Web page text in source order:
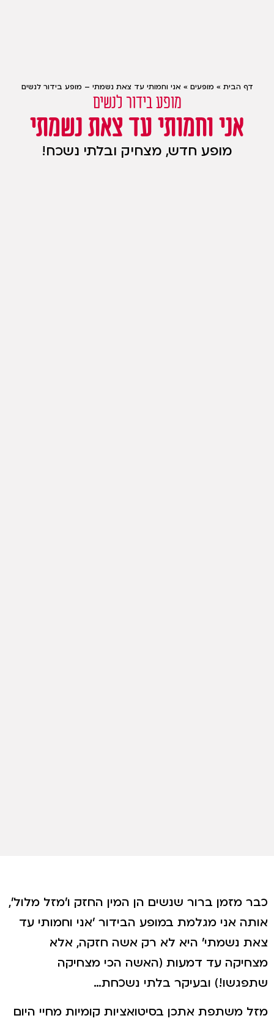
דף הבית » מופעים » אני וחמותי עד צאת נשמתי – מופע בידור לנשים
מופע בידור לנשים
אני וחמותי עד צאת נשמתי
מופע חדש, מצחיק ובלתי נשכח!
כבר מזמן ברור שנשים הן המין החזק ו'מזל מלול',
אותה אני מגלמת במופע הבידור 'אני וחמותי עד
צאת נשמתי' היא לא רק אשה חזקה, אלא
מצחיקה עד דמעות (האשה הכי מצחיקה
שתפגשו!) ובעיקר בלתי נשכחת…
מזל משתפת אתכן בסיטואציות קומיות מחיי היום